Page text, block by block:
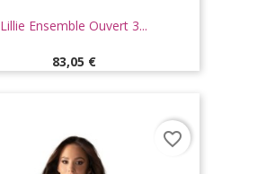
Lillie Ensemble Ouvert 3...
Prix
83,05 €
favorite_border